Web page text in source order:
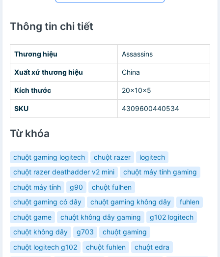
Thông tin chi tiết
Thương hiệu Assassins
Xuất xứ thương hiệu China
Kích thước 20x10x5
SKU 4309600440534
Từ khóa
chuột gaming logitech chuột razer
logitech
chuột razer deathadder v2 mini
chuột máy tính gaming
chuột máy tính
g90
chuột fulhen
chuột gaming có dây
chuột gaming không dây
fuhlen
chuột game
chuột không dây gaming
g102 logitech
chuột không dây
g703
chuột gaming
chuột logitech g102
chuột fuhlen
chuột edra